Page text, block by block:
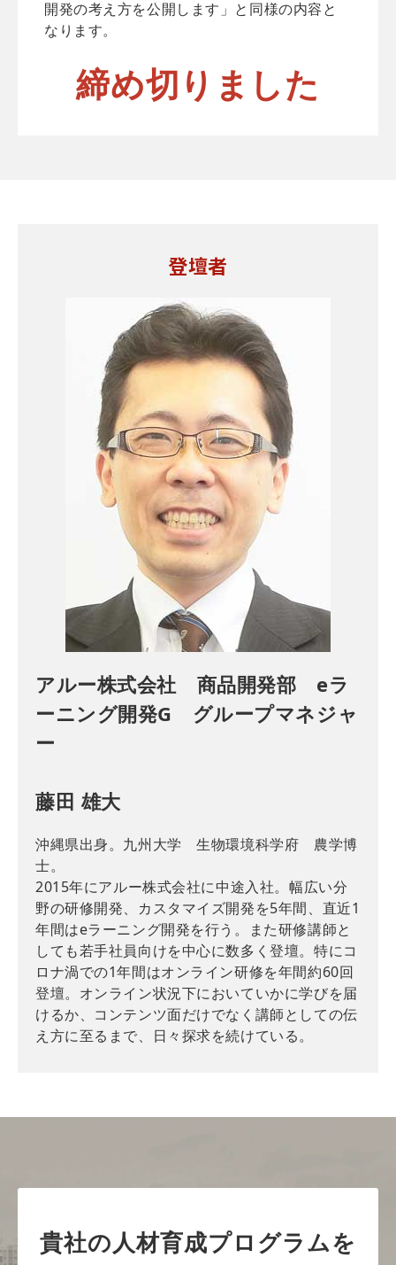
開発の考え方を公開します」と同様の内容と
なります。
締め切りました
登壇者
アルー株式会社 商品開発部 eラ
ーニング開発G グループマネジャ
ー
藤田 雄大
沖縄県出身。九州大学 生物環境科学府 農学博
士。
2015年にアルー株式会社に中途入社。幅広い分
野の研修開発、カスタマイズ開発を5年間、直近1
年間はeラーニング開発を行う。また研修講師と
しても若手社員向けを中心に数多く登壇。特にコ
ロナ渦での1年間はオンライン研修を年間約60回
登壇。オンライン状況下においていかに学びを届
けるか、コンテンツ面だけでなく講師としての伝
え方に至るまで、日々探求を続けている。
貴社の人材育成プログラムを